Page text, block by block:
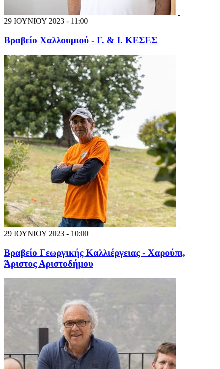
29 ΙΟΥΝΙΟΥ 2023 - 11:00
Βραβείο Χαλλουμιού - Γ. & Ι. ΚΕΣΕΣ
29 ΙΟΥΝΙΟΥ 2023 - 10:00
Βραβείο Γεωργικής Καλλιέργειας - Χαρούπι,
Άριστος Αριστοδήμου